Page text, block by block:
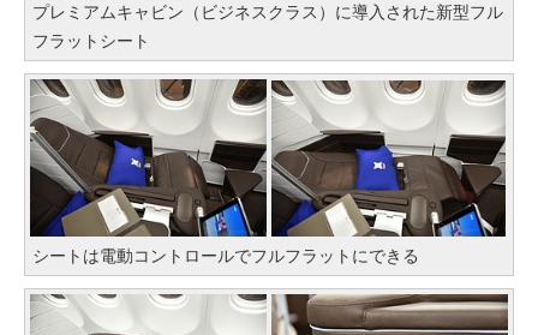
プレミアムキャビン（ビジネスクラス）に導入された新型フル
フラットシート
シートは電動コントロールでフルフラットにできる